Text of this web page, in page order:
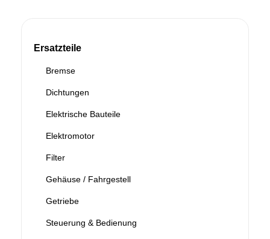
Ersatzteile
Bremse
Dichtungen
Elektrische Bauteile
Elektromotor
Filter
Gehäuse / Fahrgestell
Getriebe
Steuerung & Bedienung